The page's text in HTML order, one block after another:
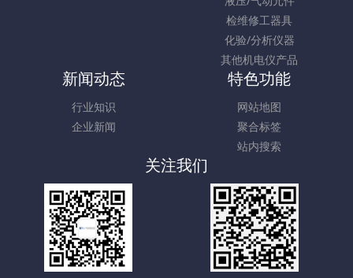
检维修工器具
化验/分析仪器
其他机电仪产品
新闻动态
行业知识
企业新闻
特色功能
网站地图
聚合标签
站内搜索
关注我们